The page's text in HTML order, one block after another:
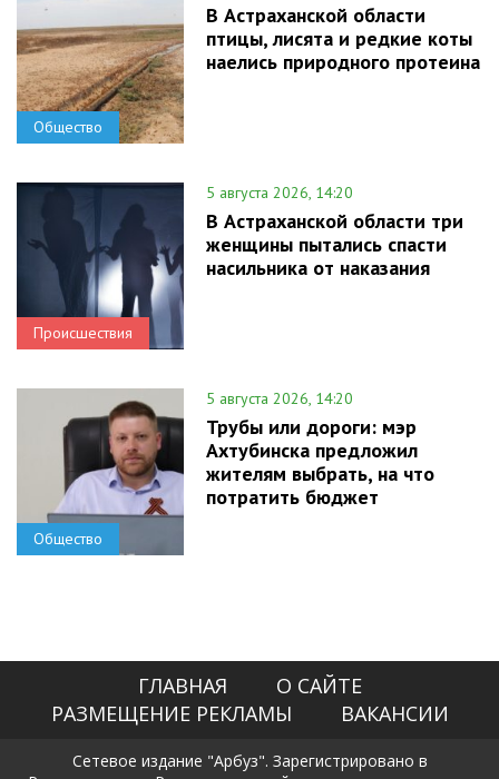
Общество
В Астраханской области
птицы, лисята и редкие коты
наелись природного протеина
Происшествия
5 августа 2026, 14:20
В Астраханской области три
женщины пытались спасти
насильника от наказания
Общество
5 августа 2026, 14:20
Трубы или дороги: мэр
Ахтубинска предложил
жителям выбрать, на что
потратить бюджет
ГЛАВНАЯ
О САЙТЕ
РАЗМЕЩЕНИЕ РЕКЛАМЫ
ВАКАНСИИ
Сетевое издание "Арбуз". Зарегистрировано в